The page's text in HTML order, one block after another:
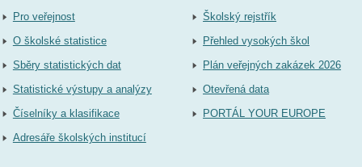
Pro veřejnost
O školské statistice
Sběry statistických dat
Statistické výstupy a analýzy
Číselníky a klasifikace
Adresáře školských institucí
Školský rejstřík
Přehled vysokých škol
Plán veřejných zakázek 2026
Otevřená data
PORTÁL YOUR EUROPE